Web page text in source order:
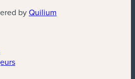
fenêtre)
byQuilium